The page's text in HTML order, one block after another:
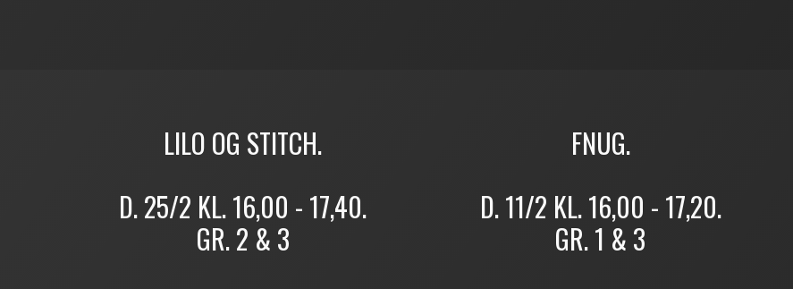
LILO OG STITCH.
D. 25/2 KL. 16,00 - 17,40.
GR. 2 & 3
FNUG.
D. 11/2 KL. 16,00 - 17,20.
GR. 1 & 3